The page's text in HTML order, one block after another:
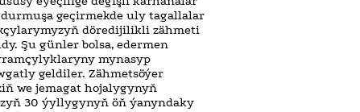
geçirmekde uly tagallalar
döredijilikli zähmeti
Şu günler bolsa, edermen
mynasyp
geldiler. Zähmetsöýer
we jemagat hojalygynyň
30 ýyllygynyň öň ýanyndaky